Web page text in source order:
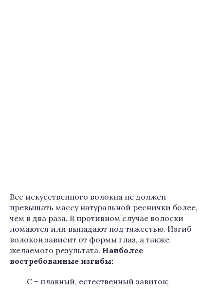
Вес искусственного волокна не должен
превышать массу натуральной реснички более,
чем в два раза. В противном случае волоски
ломаются или выпадают под тяжестью. Изгиб
волокон зависит от формы глаз, а также
желаемого результата. Наиболее
востребованные изгибы:
C – плавный, естественный завиток;